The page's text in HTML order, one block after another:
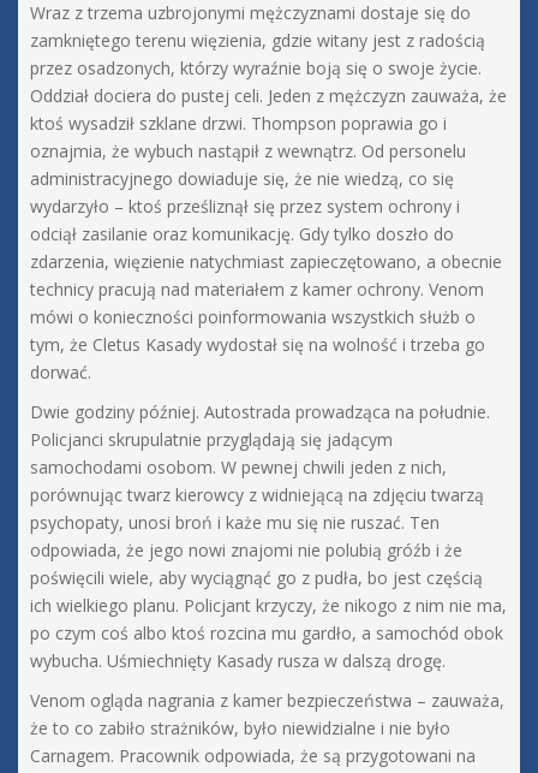
Wraz z trzema uzbrojonymi mężczyznami dostaje się do
zamkniętego terenu więzienia, gdzie witany jest z radością
przez osadzonych, którzy wyraźnie boją się o swoje życie.
Oddział dociera do pustej celi. Jeden z mężczyzn zauważa, że
ktoś wysadził szklane drzwi. Thompson poprawia go i
oznajmia, że wybuch nastąpił z wewnątrz. Od personelu
administracyjnego dowiaduje się, że nie wiedzą, co się
wydarzyło – ktoś prześliznął się przez system ochrony i
odciął zasilanie oraz komunikację. Gdy tylko doszło do
zdarzenia, więzienie natychmiast zapieczętowano, a obecnie
technicy pracują nad materiałem z kamer ochrony. Venom
mówi o konieczności poinformowania wszystkich służb o
tym, że Cletus Kasady wydostał się na wolność i trzeba go
dorwać.
Dwie godziny później. Autostrada prowadząca na południe.
Policjanci skrupulatnie przyglądają się jadącym
samochodami osobom. W pewnej chwili jeden z nich,
porównując twarz kierowcy z widniejącą na zdjęciu twarzą
psychopaty, unosi broń i każe mu się nie ruszać. Ten
odpowiada, że jego nowi znajomi nie polubią gróźb i że
poświęcili wiele, aby wyciągnąć go z pudła, bo jest częścią
ich wielkiego planu. Policjant krzyczy, że nikogo z nim nie ma,
po czym coś albo ktoś rozcina mu gardło, a samochód obok
wybucha. Uśmiechnięty Kasady rusza w dalszą drogę.
Venom ogląda nagrania z kamer bezpieczeństwa – zauważa,
że to co zabiło strażników, było niewidzialne i nie było
Carnagem. Pracownik odpowiada, że są przygotowani na